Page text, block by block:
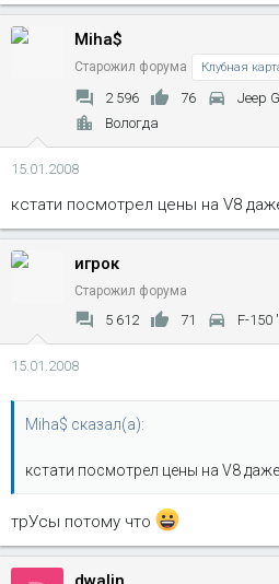
Miha$
Старожил форума Клубная
2 596 76
Jeep
Вологда
15.01.2008
кстати посмотрел цены на V8
игрок
Старожил форума
5 612 71 F-150
15.01.2008
Miha$ сказал(а):
кстати посмотрел цены на V8
трУсы потому что